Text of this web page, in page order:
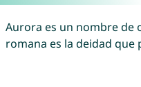
Aurora es un nombre de
romana es la deidad que